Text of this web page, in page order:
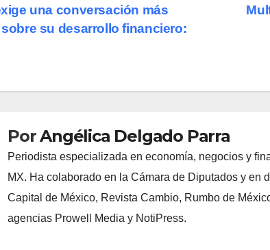
una conversación más
su desarrollo financiero:
PorAngélica Delgado Parra
Periodista especializada en economía, negocios y
MX. Ha colaborado en la Cámara de Diputados y
Capital de México, Revista Cambio, Rumbo de
agencias Prowell Media y NotiPress.